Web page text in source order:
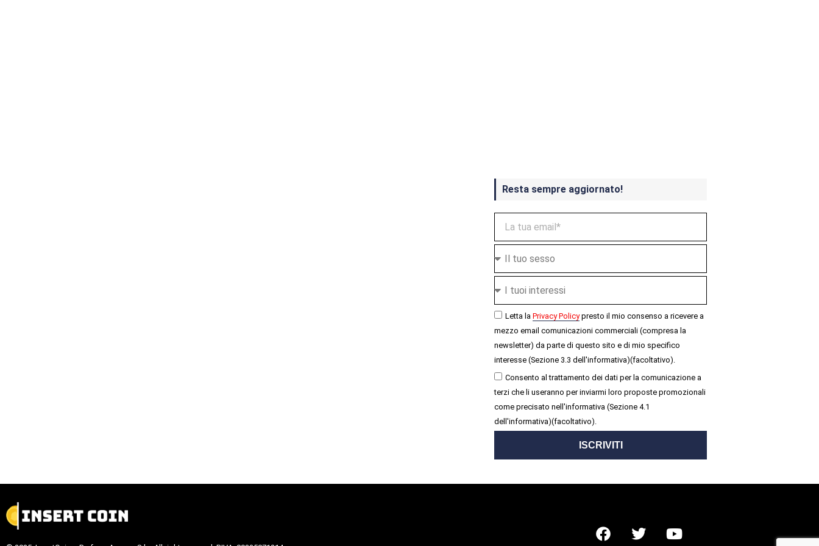
Resta sempre aggiornato!
Letta la Privacy Policypresto il mio consenso a ricevere a
mezzo email comunicazioni commerciali (compresa la
newsletter) da parte di questo sito e di mio specifico
interesse (Sezione 3.3 dell'informativa)(facoltativo).
Consento al trattamento dei dati per la comunicazione a
terzi che li useranno per inviarmi loro proposte promozionali
come precisato nell'informativa (Sezione 4.1
dell'informativa)(facoltativo).
ISCRIVITI